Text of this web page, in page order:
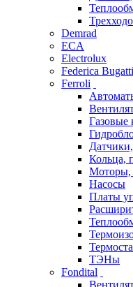
Demrad
ECA
Electrolux
Federica Bugatti
Ferroli
Газовые
Кольца,
Моторы,
Насосы
Платы
ТЭНы
Fondital